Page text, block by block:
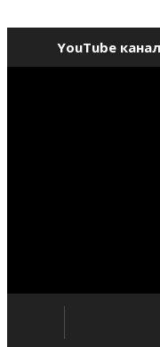
YouTube